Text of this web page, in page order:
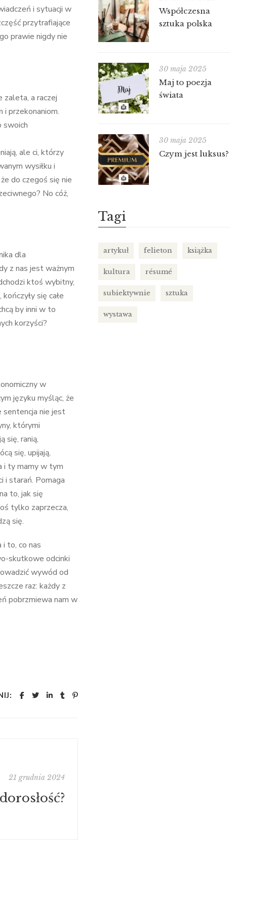
i sytuacji w
przytrafiające
prawie nigdy nie
zaleta, a raczej
i przekonaniom.
swoich
ale ci, którzy
wysiłku i
do czegoś się nie
No cóż,
dla
z nas jest ważnym
ktoś wybitny,
się całe
by inni w to
korzyści?
w
języku myśląc, że
sentencja nie jest
którymi
się, ranią,
się, upijają,
i ty mamy w tym
i starań. Pomaga
to, jak się
tylko zaprzecza,
się.
i to, co nas
skutkowe odcinki
wywód od
raz: każdy z
pobrzmiewa nam w
21 grudnia 2024
Współczesna
sztuka polska
30 maja 2025
Maj to poezja
świata
30 maja 2025
Czym jest luksus?
Tagi
artykuł felieton książka
kultura résumé
subiektywnie sztuka
wystawa